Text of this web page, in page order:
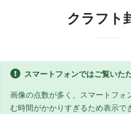
クラフト
スマートフォンではご覧いた
画像の点数が多く、スマートフォ
む時間がかかりすぎるため表示で